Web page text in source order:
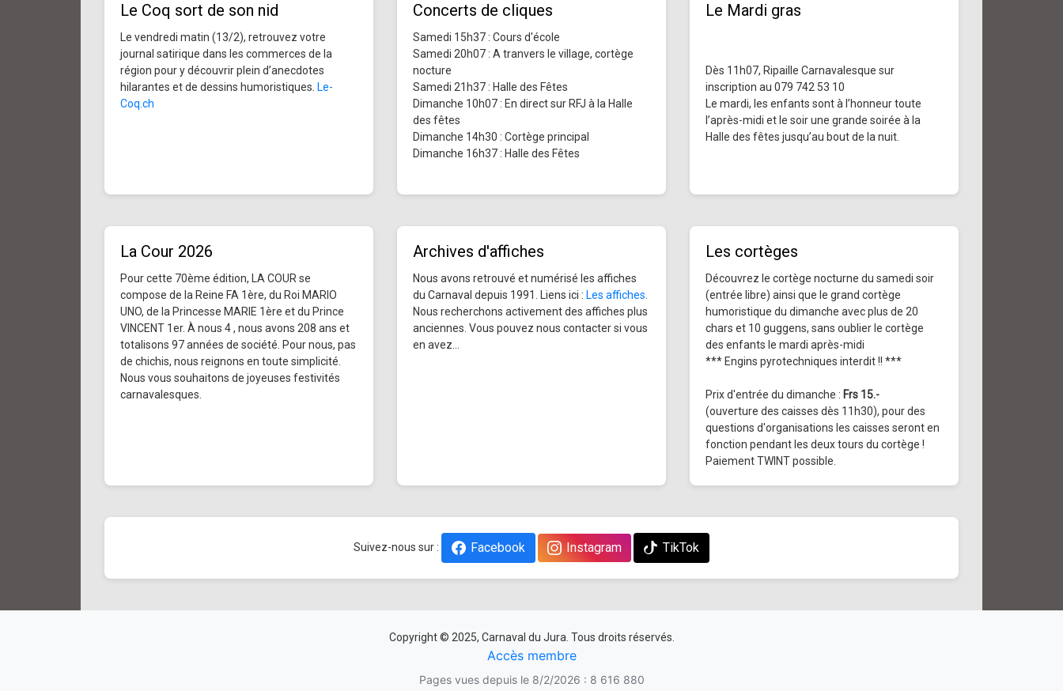
Le Coq sort de son nid
Le vendredi matin (13/2), retrouvez votre
journal satirique dans les commerces de la
région pour y découvrir plein d’anecdotes
hilarantes et de dessins humoristiques. Le-
Coq.ch
Concerts de cliques
Samedi 15h37 : Cours d'école
Samedi 20h07 : A tranvers le village, cortège
nocture
Samedi 21h37 : Halle des Fêtes
Dimanche 10h07 : En direct sur RFJ à la Halle
des fêtes
Dimanche 14h30 : Cortège principal
Dimanche 16h37 : Halle des Fêtes
Le Mardi gras
Dès 11h07, Ripaille Carnavalesque sur
inscription au 079 742 53 10
Le mardi, les enfants sont à l’honneur toute
l’après-midi et le soir une grande soirée à la
Halle des fêtes jusqu’au bout de la nuit.
La Cour 2026
Pour cette 70ème édition, LA COUR se
compose de la Reine FA 1ère, du Roi MARIO
UNO, de la Princesse MARIE 1ère et du Prince
VINCENT 1er. À nous 4 , nous avons 208 ans et
totalisons 97 années de société. Pour nous, pas
de chichis, nous reignons en toute simplicité.
Nous vous souhaitons de joyeuses festivités
carnavalesques.
Archives d'affiches
Nous avons retrouvé et numérisé les affiches
du Carnaval depuis 1991. Liens ici : Les affiches
Nous recherchons activement des affiches plus
anciennes. Vous pouvez nous contacter si vous
en avez...
Les cortèges
Découvrez le cortège nocturne du samedi soir
(entrée libre) ainsi que le grand cortège
humoristique du dimanche avec plus de 20
chars et 10 guggens, sans oublier le cortège
des enfants le mardi après-midi
*** Engins pyrotechniques interdit !! ***
Prix d'entrée du dimanche : Frs 15.-
(ouverture des caisses dès 11h30), pour des
questions d'organisations les caisses seront en
fonction pendant les deux tours du cortège !
Paiement TWINT possible.
Suivez-nous sur : Facebook Instagram TikTok
Copyright © 2025, Carnaval du Jura. Tous droits réservés.
Accès membre
Pages vues depuis le 8/2/2026 : 8 616 880